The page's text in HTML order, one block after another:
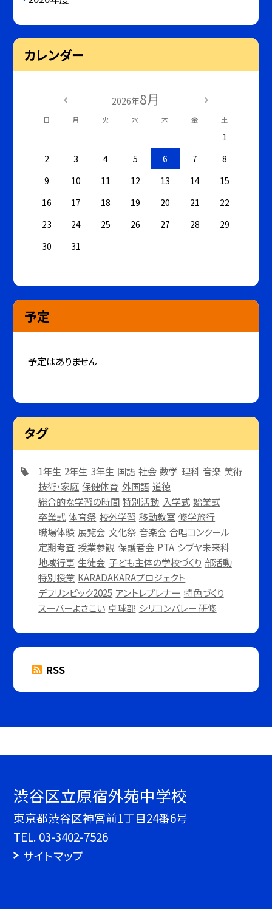
カレンダー
2026年8月
日 月 火 水 木 金 土
1
2
3 4 5 6 7
8
9
10 11 12 13 14
15
16
17 18 19 20 21
22
23
24 25 26 27 28
29
30
31
予定
予定はありません
タグ
1年生 2年生 3年生 国語 社会 数学 理科 音楽 美術
技術・家庭 保健体育 外国語 道徳
総合的な学習の時間 特別活動 入学式 始業式
卒業式 体育祭 校外学習 移動教室 修学旅行
職場体験 展覧会 文化祭 音楽会 合唱コンクール
定期考査 授業参観 保護者会 PTA シブヤ未来科
地域行事 生徒会 子ども主体の学校づくり 部活動
特別授業 KARADAKARAプロジェクト
デフリンピック2025 アントレプレナー 特色づくり
スーパーよさこい 卓球部 シリコンバレー 研修
RSS
渋谷区立原宿外苑中学校
東京都渋谷区神宮前1丁目24番6号
TEL. 03-3402-7526
サイトマップ